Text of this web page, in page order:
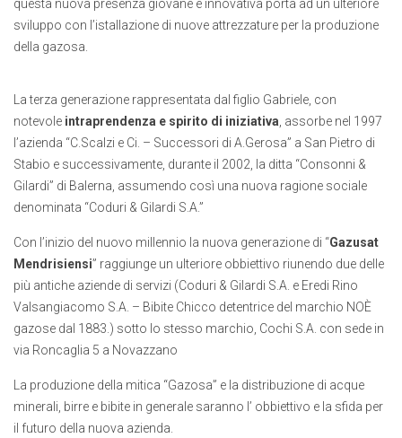
questa nuova presenza giovane e innovativa porta ad un ulteriore
sviluppo con l’istallazione di nuove attrezzature per la produzione
della gazosa.
La terza generazione rappresentata dal figlio Gabriele, con
notevole intraprendenza e spirito di iniziativa , assorbe nel 1997
l’azienda “C.Scalzi e Ci. – Successori di A.Gerosa” a San Pietro di
Stabio e successivamente, durante il 2002, la ditta “Consonni &
Gilardi” di Balerna, assumendo così una nuova ragione sociale
denominata “Coduri & Gilardi S.A.”
Con l’inizio del nuovo millennio la nuova generazione di “Gazusat
Mendrisiensi” raggiunge un ulteriore obbiettivo riunendo due delle
più antiche aziende di servizi (Coduri & Gilardi S.A. e Eredi Rino
Valsangiacomo S.A. – Bibite Chicco detentrice del marchio NOÈ
gazose dal 1883.) sotto lo stesso marchio, Cochi S.A. con sede in
via Roncaglia 5 a Novazzano
La produzione della mitica “Gazosa” e la distribuzione di acque
minerali, birre e bibite in generale saranno l’ obbiettivo e la sfida per
il futuro della nuova azienda.